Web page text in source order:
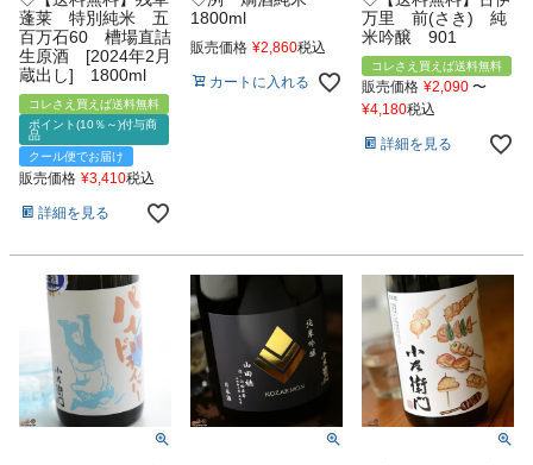
蓬莱 特別純米 五
百万石60 槽場直詰
生原酒 [2024年2月
蔵出し] 1800ml
コレさえ買えば送料無料
ポイント(10％～)付与商
品
クール便でお届け
販売価格 ¥3,410税込
詳細を見る
1800ml
販売価格 ¥2,860税込
カートに入れる
万里 前(さき) 純
米吟醸 901
コレさえ買えば送料無料
販売価格 ¥2,090 〜
¥4,180税込
詳細を見る